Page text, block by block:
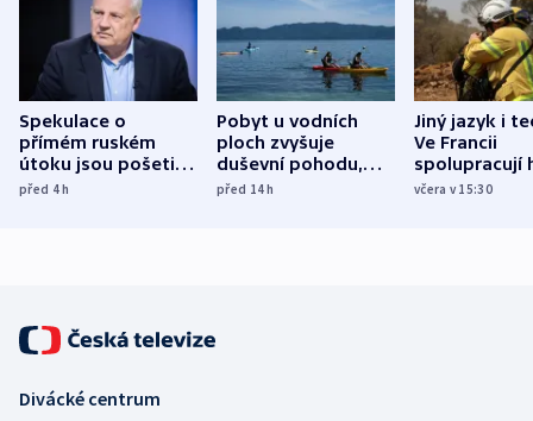
Spekulace o
přímém ruském
útoku jsou pošetilé,
míní estonský
před 4h
Pobyt u vodních
ploch zvyšuje
duševní pohodu,
ukázala
před 14h
Jiný jazyk i
Ve Francii
spolupracují
různých zemí
včera v 15:30
Divácké centrum